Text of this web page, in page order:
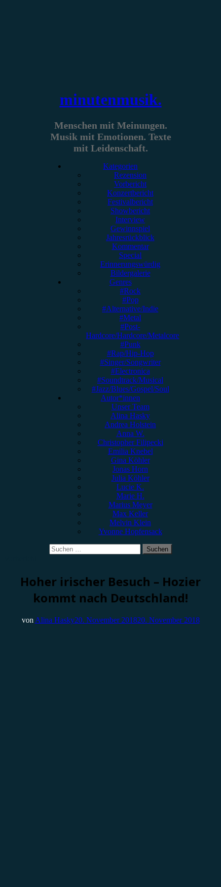
minutenmusik.
Menschen mit Meinungen.
Musik mit Emotionen. Texte
mit Leidenschaft.
Kategorien
Rezension
Vorbericht
Konzertbericht
Festivalbericht
Showbericht
Interview
Gewinnspiel
Jahresrückblick
Kommentar
Special
Erinnerungswürdig
Bildergalerie
Genres
#Rock
#Pop
#Alternative/Indie
#Metal
#Post-
Hardcore/Hardcore/Metalcore
#Punk
#Rap/Hip-Hop
#Singer/Songwriter
#Electronica
#Soundtrack/Musical
#Jazz/Blues/Gospel/Soul
Autor*innen
Unser Team
Alina Hasky
Andrea Holstein
Anna W.
Christopher Filipecki
Emilia Knebel
Gina Köhler
Jonas Horn
Julia Köhler
Lucie K.
Marie H.
Marius Meyer
Max Keller
Melvin Klein
Yvonne Hopfensack
Suchen
nach:
Hoher irischer Besuch – Hozier
kommt nach Deutschland!
von Alina Hasky20. November 201820. November 2018